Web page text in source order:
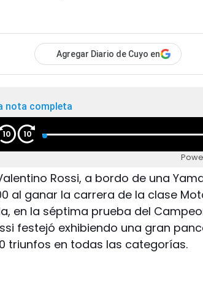
Agregar Diario de Cuyo en
nota completa
10 10
Rossi, a bordo de una
al ganar la carrera de la clase
en la séptima prueba del
festejó exhibiendo una gran
triunfos en todas las categorías.